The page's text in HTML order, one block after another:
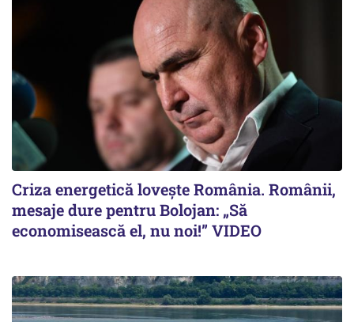
Criza energetică lovește România. Românii,
mesaje dure pentru Bolojan: „Să
economisească el, nu noi!” VIDEO